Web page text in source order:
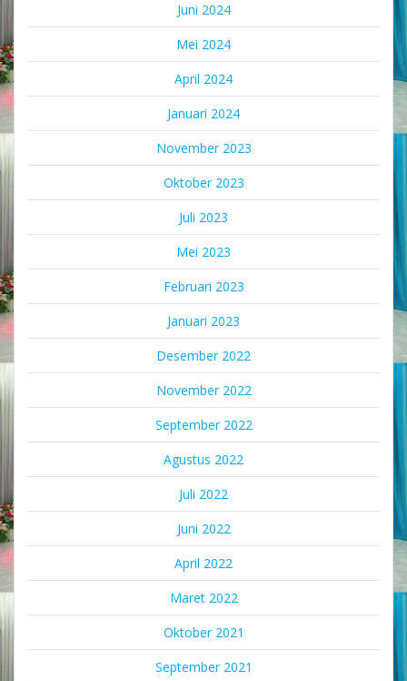
Juni 2024
Mei 2024
April 2024
Januari 2024
November 2023
Oktober 2023
Juli 2023
Mei 2023
Februari 2023
Januari 2023
Desember 2022
November 2022
September 2022
Agustus 2022
Juli 2022
Juni 2022
April 2022
Maret 2022
Oktober 2021
September 2021